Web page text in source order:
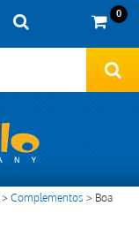
0
>Complementos > Boa